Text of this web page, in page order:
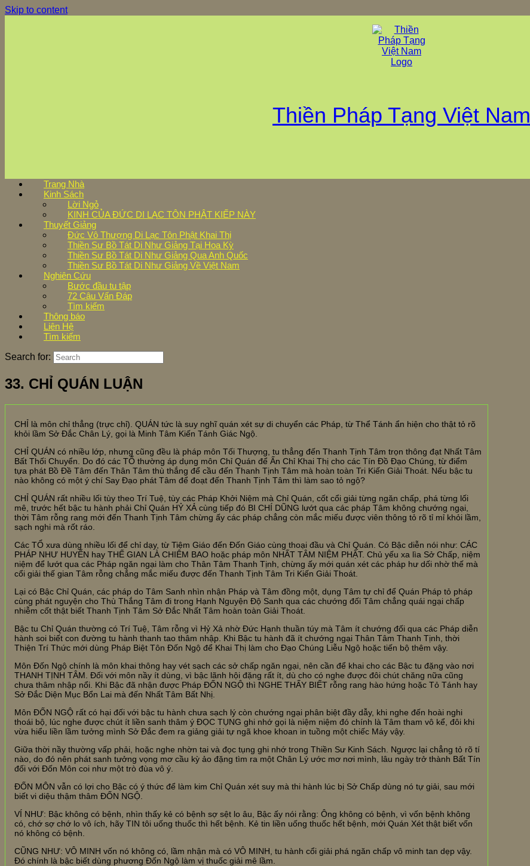
Skip to content
Thiền Pháp Tạng Việt Nam
Trang Nhà
Kinh Sách
Lời Ngỏ
KINH CỦA ĐỨC DI LẠC TÔN PHẬT KIẾP NÀY
Thuyết Giảng
Đức Vô Thượng Di Lạc Tôn Phật Khai Thị
Thiền Sư Bồ Tát Di Như Giảng Tại Hoa Kỳ
Thiền Sư Bồ Tát Di Như Giảng Qua Anh Quốc
Thiền Sư Bồ Tát Di Như Giảng Về Việt Nam
Nghiên Cứu
Bước đầu tu tập
72 Câu Vấn Đáp
Tìm kiếm
Thông báo
Liên Hệ
Tìm kiếm
Search for:
33. CHỈ QUÁN LUẬN
CHỈ là môn chỉ thẳng (trực chỉ). QUÁN tức là suy nghĩ quán xét sự di chuyển các Pháp, từ Thể Tánh ẩn hiện cho thật tỏ rõ
khỏi lầm Sở Đắc Chân Lý, gọi là Minh Tâm Kiến Tánh Giác Ngộ.
CHỈ QUÁN có nhiều lớp, nhưng cũng đều là pháp môn Tối Thượng, tu thẳng đến Thanh Tịnh Tâm trọn thông đạt Nhất Tâm
Bất Thối Chuyển. Do đó các TỔ thường áp dụng môn Chỉ Quán để Ấn Chỉ Khai Thị cho các Tín Đồ Đạo Chúng, từ điểm
tựa phát Bồ Đề Tâm đến Thân Tâm thù thắng để cầu đến Thanh Tịnh Tâm mà hoàn toàn Tri Kiến Giải Thoát. Nếu bậc tu
nào không có một ý chí Say Đạo phát Tâm để đoạt đến Thanh Tịnh Tâm thì làm sao tỏ ngộ?
CHỈ QUÁN rất nhiều lối tùy theo Trí Tuệ, tùy các Pháp Khởi Niệm mà Chỉ Quán, cốt cổi giải từng ngăn chấp, phá từng lối
mê, trước hết bậc tu hành phải Chỉ Quán HỶ XẢ cùng tiếp đó BI CHÍ DŨNG lướt qua các pháp Tâm không chướng ngại,
thời Tâm rỗng rang mới đến Thanh Tịnh Tâm chừng ấy các pháp chẳng còn mắc miếu được viên thông tỏ rõ tỉ mỉ khỏi lầm,
sạch nghi mà rốt ráo.
Các TỔ xưa dùng nhiều lối để chỉ dạy, từ Tiệm Giáo đến Đốn Giáo cùng thoại đầu và Chỉ Quán. Có Bậc diễn nói như: CÁC
PHÁP NHƯ HUYỂN hay THẾ GIAN LÀ CHIÊM BAO hoặc pháp môn NHẤT TÂM NIỆM PHẬT. Chủ yếu xa lìa Sở Chấp, niệm
niệm để lướt qua các Pháp ngăn ngại làm cho Thân Tâm Thanh Tịnh, chừng ấy mới quán xét các pháp hư dối nhờ thế mà
cổi giải thế gian Tâm rỗng chẳng mắc miếu được đến Thanh Tịnh Tâm Tri Kiến Giải Thoát.
Lại có Bậc Chỉ Quán, các pháp do Tâm Sanh nhìn nhận Pháp và Tâm đồng một, dụng Tâm tự chỉ để Quán Pháp tỏ pháp
cùng phát nguyện cho Thù Thắng Tâm đi trong Hạnh Nguyện Độ Sanh qua các chướng đối Tâm chẳng quái ngại chấp
nhiễm cốt thật biết Thanh Tịnh Tâm Sở Đắc Nhất Tâm hoàn toàn Giải Thoát.
Bậc tu Chỉ Quán thường có Trí Tuệ, Tâm rỗng vì Hỷ Xả nhờ Đức Hạnh thuần túy mà Tâm ít chướng đối qua các Pháp diễn
hành soi biết con đường tu hành thanh tao thâm nhập. Khi Bậc tu hành đã ít chướng ngại Thân Tâm Thanh Tịnh, thời
Thiện Trí Thức mới dùng Pháp Biệt Tôn Đốn Ngộ để Khai Thị làm cho Đạo Chúng Liễu Ngộ hoặc tiến bộ thêm vậy.
Môn Đốn Ngộ chính là môn khai thông hay vét sạch các sở chấp ngăn ngại, nên cần để khai cho các Bậc tu đặng vào nơi
THANH TỊNH TÂM. Đối với môn nầy ít dùng, vì bậc lãnh hội đặng rất ít, dù cho có nghe được đôi chút chăng nữa cũng
chưa thâm nhập nổi. Khi Bậc đã nhận được Pháp ĐỐN NGỘ thì NGHE THẤY BIẾT rỗng rang hào hứng hoặc Tỏ Tánh hay
Sở Đắc Diện Mục Bổn Lai mà đến Nhất Tâm Bất Nhị.
Môn ĐỐN NGỘ rất có hại đối với bậc tu hành chưa sạch lý còn chướng ngại phân biệt đầy dẫy, khi nghe đến hoài nghi
thoái bộ, lúc nghe được chút ít liền sanh thâm ý ĐỌC TỤNG ghi nhớ gọi là niệm niệm đó chính là Tâm tham vô kể, đôi khi
vừa hiểu liền lầm tưởng mình Sở Đắc đem ra giảng giải tự ngã khoe khoan in tuồng một chiếc Máy vậy.
Giữa thời nầy thường vấp phải, hoặc nghe nhờn tai và đọc tụng ghi nhớ trong Thiền Sư Kinh Sách. Ngược lại chẳng tỏ rõ tí
nào, do đó nên phát sanh tưởng vọng mơ cầu kỳ ảo đặng tìm ra một Chân Lý ước mơ nơi mình, lâu ngày trở thành Bất Tín
đối với Đốn Môn coi như một trò đùa vô ý.
ĐỐN MÔN vẫn có lợi cho Bậc có ý thức để làm kim Chỉ Quán xét suy mà thi hành lúc bị Sở Chấp dùng nó tự giải, sau mới
biết vi diệu thậm thâm ĐỐN NGỘ.
VÍ NHƯ: Bậc không có bệnh, nhìn thấy kẻ có bệnh sợ sệt lo âu, Bậc ấy nói rằng: Ông không có bệnh, vì vốn bệnh không
có, chớ sợ chớ lo vô ích, hãy TIN tôi uống thuốc thì hết bệnh. Kẻ tin liền uống thuốc hết bệnh, mới Quán Xét thật biết vốn
nó không có bệnh.
CŨNG NHƯ: VÔ MINH vốn nó không có, lầm nhận mà có VÔ MINH, tu hành cổi giải phá ngăn chấp vô minh tan dẹp vậy.
Đó chính là bậc biết dùng phương Đốn Ngộ làm vị thuốc giải mê lầm.